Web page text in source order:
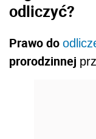
odliczyć?
Prawo do
prorodzinnej